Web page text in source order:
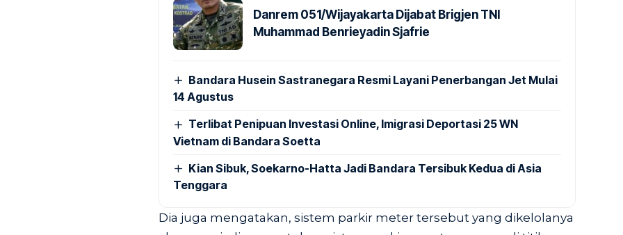
Danrem 051/Wijayakarta Dijabat Brigjen TNI
Muhammad Benrieyadin Sjafrie
Bandara Husein Sastranegara Resmi Layani Penerbangan Jet Mulai
14 Agustus
Terlibat Penipuan Investasi Online, Imigrasi Deportasi 25 WN
Vietnam di Bandara Soetta
Kian Sibuk, Soekarno-Hatta Jadi Bandara Tersibuk Kedua di Asia
Tenggara
Dia juga mengatakan, sistem parkir meter tersebut yang dikelolanya